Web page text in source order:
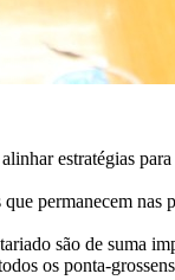
estratégias
permanecem nas
são de suma
os ponta-